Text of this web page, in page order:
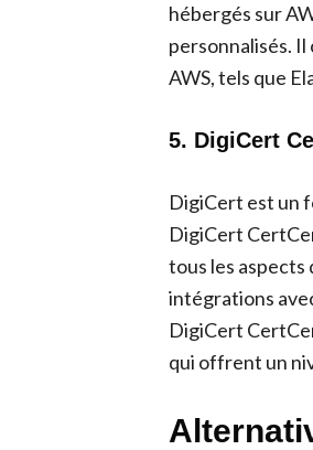
hébergés sur
personnalisés.
AWS, tels que
5. DigiCert
DigiCert est un
DigiCert
tous les
intégrations
DigiCert
qui offrent un